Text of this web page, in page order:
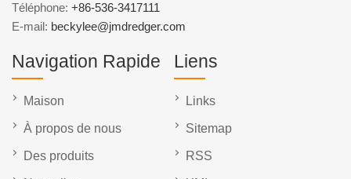
Téléphone: +86-536-3417111
E-mail: beckylee@jmdredger.com
Navigation Rapide
Maison
À propos de nous
Des produits
Liens
Links
Sitemap
RSS